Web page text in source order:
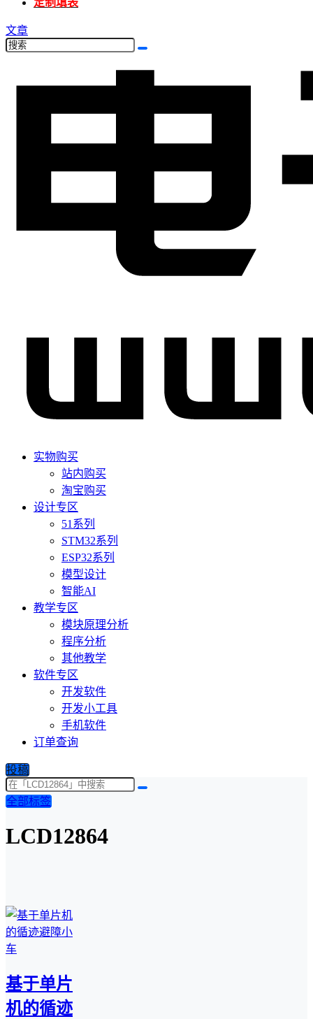
定制填表
文章
实物购买
站内购买
淘宝购买
设计专区
51系列
STM32系列
ESP32系列
模型设计
智能AI
教学专区
模块原理分析
程序分析
其他教学
软件专区
开发软件
开发小工具
手机软件
订单查询
投稿
全部标签
LCD12864
基于单片
机的循迹